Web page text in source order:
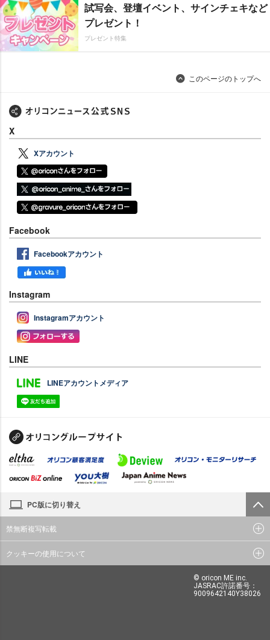
試写会、登壇イベント、サインチェキなど
プレゼント！
プレゼント特集
このページのトップへ
X
Xアカウント
Facebook
Facebookアカウント
Instagram
Instagramアカウント
LINE
LINEアカウントメディア
PC版に切り替え
禁無断複写転載
クッキーの使用について
© oricon ME inc.
JASRAC許諾番号：
9009642140Y38026